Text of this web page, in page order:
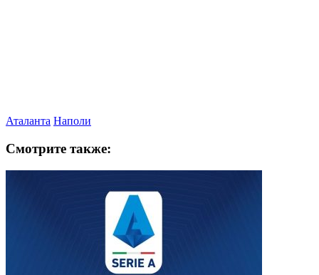
Аталанта Наполи
Смотрите также: